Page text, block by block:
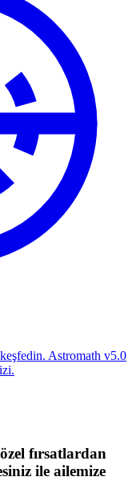
Astromath v5.0
fırsatlardan
ile ailemize